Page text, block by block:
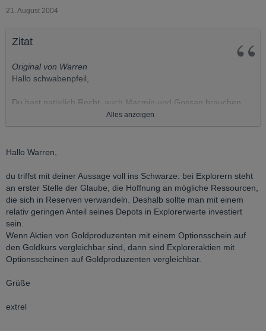
21. August 2004
Zitat
Original von Warren
Hallo schwabenpfeil,
Du hast natürlich Recht, auch Macmin und Gossan brauchen
wieder Geld. Der Unterschied zu Zaruma besteht unserer
darin, dass wir bei diesen beiden Werten einfach mehr Substanz
muten.
Gruss
Warren
Alles anzeigen
Hallo Warren,
du triffst mit deiner Aussage voll ins Schwarze: bei Explorern steht
an erster Stelle der Glaube, die Hoffnung an mögliche Ressourcen,
die sich in Reserven verwandeln. Deshalb sollte man mit einem
relativ geringen Anteil seines Depots in Explorerwerte investiert
sein.
Wenn Aktien von Goldproduzenten mit einem Optionsschein auf
den Goldkurs vergleichbar sind, dann sind Exploreraktien mit
Optionsscheinen auf Goldproduzenten vergleichbar.
Grüße
extrel